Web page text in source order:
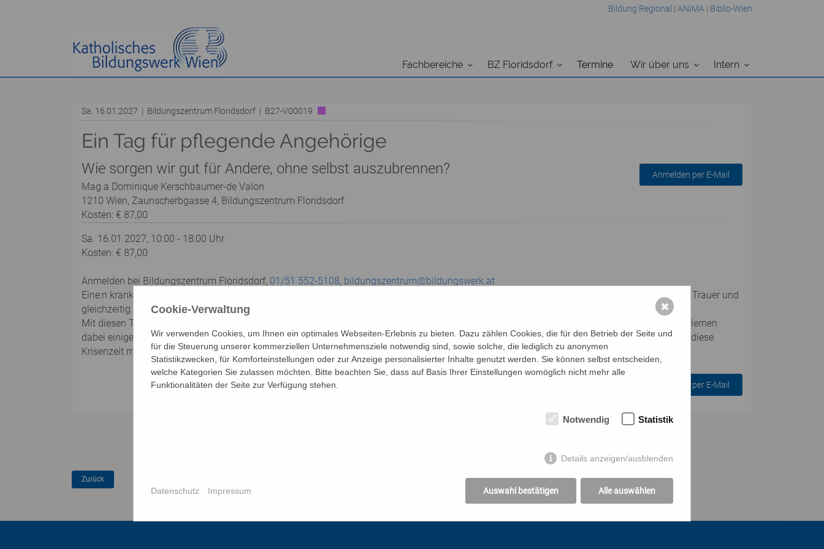
Bildung Regional | ANIMA | Biblio-Wien
Fachbereiche BZ Floridsdorf Termine Wir über uns Intern
Sa. 16.01.2027 | Bildungszentrum Floridsdorf | B27-V00019
Ein Tag für pflegende Angehörige
Wie sorgen wir gut für Andere, ohne selbst auszubrennen?
Mag.a Dominique Kerschbaumer-de Valon
1210 Wien, Zaunscherbgasse 4, Bildungszentrum Floridsdorf
Kosten: € 87,00
Anmelden per E-Mail
Sa. 16.01.2027, 10:00 - 18:00 Uhr
Kosten: € 87,00
Anmelden bei Bildungszentrum Floridsdorf, 01/51 552-5108, bildungszentrum@bildungswerk.at
Eine:n kranke:n Angehörige:n zu betreuen verlangt ungemein viel von uns: Einfühlungsvermögen, Geduld, Ausdauer, Umgang mit Schmerz und Trauer und
gleichzeitig Haushalten mit den eigenen Ressourcen… oft eine Gratwanderung.
Mit diesen Themen und den (inneren und äußeren) Konflikten, die sich daraus ergeben können, beschäftigen wir uns in diesem Workshop. Wir lernen
dabei einige Werkzeuge der „gewaltfreien Kommunikation“ kennen, die uns dabei helfen, Ressourcen für uns und für Andere zu entwickeln, um diese
Krisenzeit möglichst gut zu bewältigen. Erfahrungsaustausch und Praxisbeispiele stehen im Mittelpunkt des Begegnungstages.
Anmelden per E-Mail
Cookie-Verwaltung
Wir verwenden Cookies, um Ihnen ein optimales Webseiten-Erlebnis zu bieten. Dazu zählen Cookies, die für den Betrieb der Seite und
für die Steuerung unserer kommerziellen Unternehmensziele notwendig sind, sowie solche, die lediglich zu anonymen
Statistikzwecken, für Komforteinstellungen oder zur Anzeige personalisierter Inhalte genutzt werden. Sie können selbst entscheiden,
welche Kategorien Sie zulassen möchten. Bitte beachten Sie, dass auf Basis Ihrer Einstellungen womöglich nicht mehr alle
Funktionalitäten der Seite zur Verfügung stehen.
Notwendig Statistik
Details anzeigen/ausblenden
Auswahl bestätigen Alle auswählen
Datenschutz Impressum
✖